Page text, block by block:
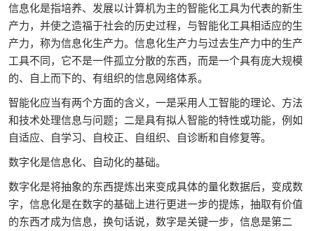
信息化是指培养、发展以计算机为主的智能化工具为代表的新生
产力，并使之造福于社会的历史过程，与智能化工具相适应的生
产力，称为信息化生产力。信息化生产力与过去生产力中的生产
工具不同，它不是一件孤立分散的东西，而是一个具有庞大规模
的、自上而下的、有组织的信息网络体系。
智能化应当有两个方面的含义，一是采用人工智能的理论、方法
和技术处理信息与问题；二是具有拟人智能的特性或功能，例如
自适应、自学习、自校正、自组织、自诊断和自修复等。
数字化是信息化、自动化的基础。
数字化是将抽象的东西提炼出来变成具体的量化数据后，变成数
字，信息化是在数字的基础上进行更进一步的提炼，抽取有价值
的东西才成为信息，换句话说，数字是关键一步，信息是第二